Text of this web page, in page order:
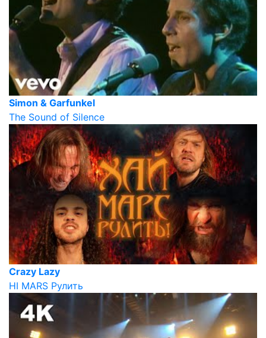
Simon & Garfunkel
The Sound of Silence
Crazy Lazy
HI MARS Рулить